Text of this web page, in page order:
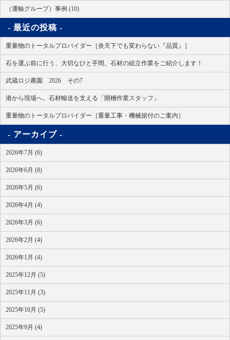
（運輸グループ）事例 (10)
最近の投稿
重量物のトータルプロバイダー［炎天下でも変わらない『品質』］
石を運ぶ前に行う、大切なひと手間。石材の組立作業をご紹介します！
武蔵ロジ農園 2026 その7
港から現場へ。石材輸送を支える「開梱作業スタッフ」
重量物のトータルプロバイダー［重量工事・機械据付のご案内］
アーカイブ
2026年7月 (6)
2026年6月 (8)
2026年5月 (6)
2026年4月 (4)
2026年3月 (6)
2026年2月 (4)
2026年1月 (4)
2025年12月 (5)
2025年11月 (3)
2025年10月 (5)
2025年9月 (4)